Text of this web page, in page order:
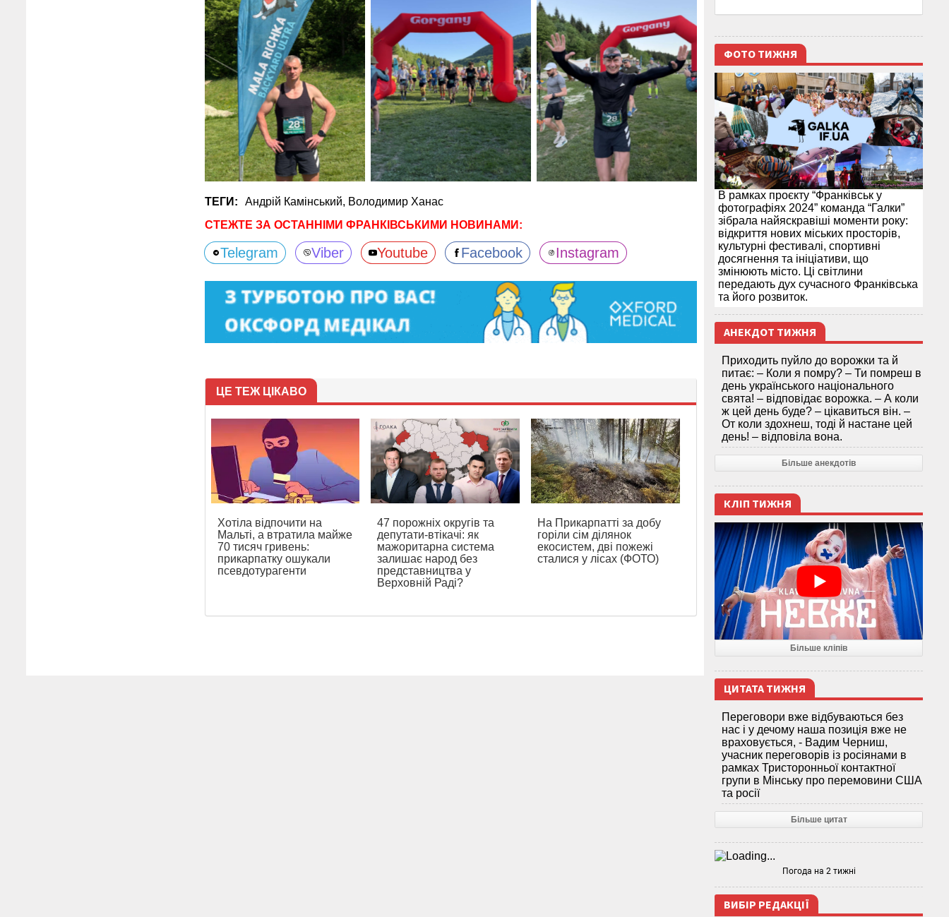
ТЕГИ: Андрій Камінський, Володимир Ханас
СТЕЖТЕ ЗА ОСТАННІМИ ФРАНКІВСЬКИМИ НОВИНАМИ:
Telegram Viber Youtube Facebook Instagram
ЦЕ ТЕЖ ЦІКАВО
Хотіла відпочити на
Мальті, а втратила майже
70 тисяч гривень:
прикарпатку ошукали
псевдотурагенти
47 порожніх округів та
депутати-втікачі: як
мажоритарна система
залишає народ без
представництва у
Верховній Раді?
На Прикарпатті за добу
горіли сім ділянок
екосистем, дві пожежі
сталися у лісах (ФОТО)
ФОТО ТИЖНЯ
В рамках проєкту “Франківськ у
фотографіях 2024” команда “Галки”
зібрала найяскравіші моменти року:
відкриття нових міських просторів,
культурні фестивалі, спортивні
досягнення та ініціативи, що
змінюють місто. Ці світлини
передають дух сучасного Франківська
та його розвиток.
АНЕКДОТ ТИЖНЯ
Приходить пуйло до ворожки та й
питає: – Коли я помру? – Ти помреш в
день українського національного
свята! – відповідає ворожка. – А коли
ж цей день буде? – цікавиться він. –
От коли здохнеш, тоді й настане цей
день! – відповіла вона.
Більше анекдотів
КЛІП ТИЖНЯ
Більше кліпів
ЦИТАТА ТИЖНЯ
Переговори вже відбуваються без
нас і у дечому наша позиція вже не
враховується, - Вадим Черниш,
учасник переговорів із росіянами в
рамках Тристоронньої контактної
групи в Мінську про перемовини США
та росії
Більше цитат
Погода на 2 тижні
ВИБІР РЕДАКЦІЇ